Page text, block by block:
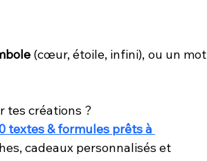
(cœur, étoile, infini), ou un mot
tes créations ?
textes & formules prêts à
cadeaux personnalisés et